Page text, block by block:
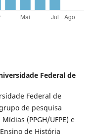
Federal de
Federal de
de pesquisa
(PPGH/UFPE) e
de História